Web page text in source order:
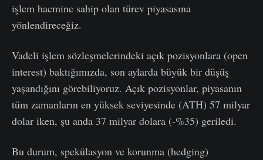
işlem hacmine sahip olan türev piyasasına
yönlendireceğiz.
Vadeli işlem sözleşmelerindeki açık pozisyonlara (open
interest) baktığımızda, son aylarda büyük bir düşüş
yaşandığını görebiliyoruz. Açık pozisyonlar, piyasanın
tüm zamanların en yüksek seviyesinde (ATH) 57 milyar
dolar iken, şu anda 37 milyar dolara (-%35) geriledi.
Bu durum, spekülasyon ve korunma (hedging)